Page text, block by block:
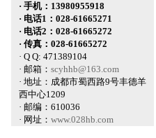
· 手机：13980955918
· 电话1：028-61665271
· 电话2：028-61665272
· 传真：028-61665272
· Q Q: 471389104
· 邮箱： scyhhb@163.com
· 地址：成都市蜀西路9号丰德羊
西中心1209
· 邮编：610036
· 网址： www.028hb.com